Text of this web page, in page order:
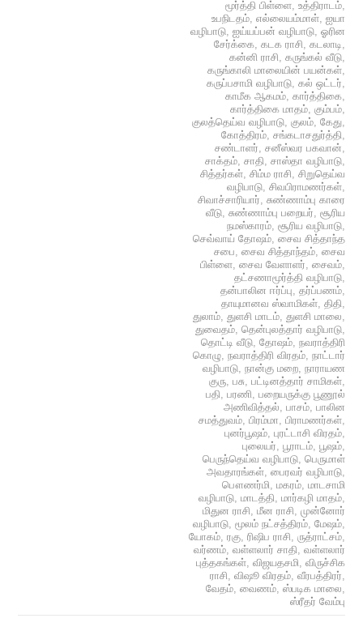
மூர்த்தி பிள்ளை, உத்திராடம்,
உபநிடதம், எல்லையம்மாள், ஐயா
வழிபாடு, ஐய்யப்பன் வழிபாடு, ஓரின
சேர்க்கை, கடக ராசி, கடலாடி,
கன்னி ராசி, கருங்கல் வீடு,
கருங்காலி மாலையின் பயன்கள்,
கருப்பசாமி வழிபாடு, கல் ஒட்டர்,
காமீக ஆகமம், கார்த்திகை,
கார்த்திகை மாதம், கும்பம்,
குலத்தெய்வ வழிபாடு, குலம், கேது,
கோத்திரம், சங்கடாசதுர்த்தி,
சண்டாளர், சனீஸ்வர பகவான்,
சாக்தம், சாதி, சாஸ்தா வழிபாடு,
சித்தர்கள், சிம்ம ராசி, சிறுதெய்வ
வழிபாடு, சிவபிராமணர்கள்,
சிவாச்சாரியார், சுண்ணாம்பு காரை
வீடு, சுண்ணாம்பு பறையர், சூரிய
நமஸ்காரம், சூரிய வழிபாடு,
செவ்வாய் தோஷம், சைவ சித்தாந்த
சபை, சைவ சித்தாந்தம், சைவ
பிள்ளை, சைவ வேளாளர், சைவம்,
தட்சணாமூர்த்தி வழிபாடு,
தன்பாலின ஈர்ப்பு, தர்ப்பணம்,
தாயுமானவ ஸ்வாமிகள், திதி,
துலாம், துளசி மாடம், துளசி மாலை,
துவைதம், தென்புலத்தார் வழிபாடு,
தொட்டி வீடு, தோஷம், நவராத்திரி
கொழு, நவராத்திரி விரதம், நாட்டார்
வழிபாடு, நான்கு மறை, நாராயண
குரு, பசு, பட்டினத்தார் சாமிகள்,
பதி, பரணி, பறையருக்கு பூணூல்
அணிவித்தல், பாசம், பாலின
சமத்துவம், பிரம்மா, பிராமணர்கள்,
புனர்பூஷம், புரட்டாசி விரதம்,
புலையர், பூராடம், பூஷம்,
பெருந்தெய்வ வழிபாடு, பெருமாள்
அவதாரங்கள், பைரவர் வழிபாடு,
பௌணர்மி, மகரம், மாடசாமி
வழிபாடு, மாடத்தி, மார்கழி மாதம்,
மிதுன ராசி, மீன ராசி, முன்னோர்
வழிபாடு, மூலம் நட்சத்திரம், மேஷம்,
யோகம், ரகு, ரிஷிப ராசி, ருத்ராட்சம்,
வர்ணம், வள்ளலார் சாதி, வள்ளலார்
புத்தகங்கள், விஜயதசமி, விருச்சிக
ராசி, விஷூ விரதம், வீரபத்திரர்,
வேதம், வைணம், ஸ்படிக மாலை,
ஸ்ரீதர் வேம்பு